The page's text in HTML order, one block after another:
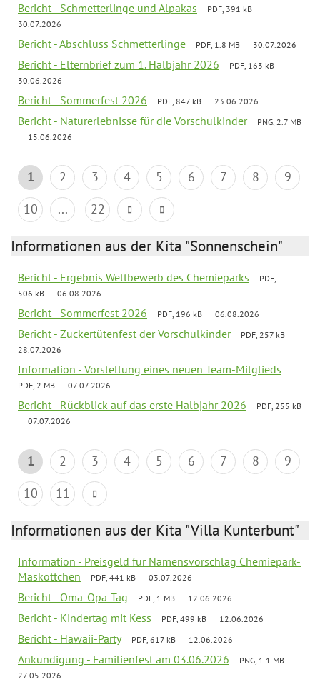
Bericht - Schmetterlinge und Alpakas
PDF, 391 kB
30.07.2026
Bericht - Abschluss Schmetterlinge PDF, 1.8 MB 30.07.2026
Bericht - Elternbrief zum 1. Halbjahr 2026
PDF, 163 kB
30.06.2026
Bericht - Sommerfest 2026 PDF, 847 kB 23.06.2026
Bericht - Naturerlebnisse für die Vorschulkinder
PNG, 2.7 MB
15.06.2026
1 2 3 4 5 6 7 8
9
10
... 22
Informationen aus der Kita "Sonnenschein"
Bericht - Ergebnis Wettbewerb des Chemieparks
PDF,
506 kB
06.08.2026
Bericht - Sommerfest 2026 PDF, 196 kB 06.08.2026
Bericht - Zuckertütenfest der Vorschulkinder
PDF, 257 kB
28.07.2026
Information - Vorstellung eines neuen Team-Mitglieds
PDF, 2 MB 07.07.2026
Bericht - Rückblick auf das erste Halbjahr 2026
PDF, 255 kB
07.07.2026
1 2 3 4 5 6 7 8
9
10
11
Informationen aus der Kita "Villa Kunterbunt"
Information - Preisgeld für Namensvorschlag Chemiepark-
Maskottchen
PDF, 441 kB 03.07.2026
Bericht - Oma-Opa-Tag PDF, 1 MB 12.06.2026
Bericht - Kindertag mit Kess PDF, 499 kB 12.06.2026
Bericht - Hawaii-Party PDF, 617 kB 12.06.2026
Ankündigung - Familienfest am 03.06.2026
PNG, 1.1 MB
27.05.2026